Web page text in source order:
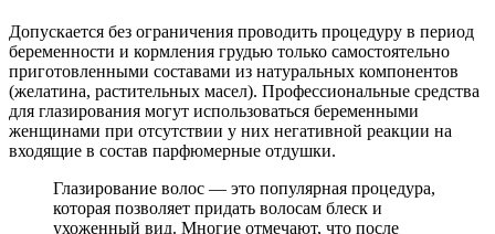
Допускается без ограничения проводить процедуру в период
беременности и кормления грудью только самостоятельно
приготовленными составами из натуральных компонентов
(желатина, растительных масел). Профессиональные средства
для глазирования могут использоваться беременными
женщинами при отсутствии у них негативной реакции на
входящие в состав парфюмерные отдушки.
Глазирование волос — это популярная процедура,
которая позволяет придать волосам блеск и
ухоженный вид. Многие отмечают, что после